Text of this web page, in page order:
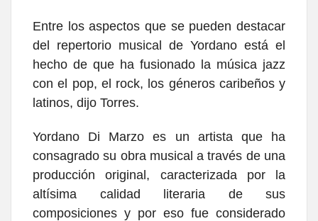
Entre los aspectos que se pueden destacar
del repertorio musical de Yordano está el
hecho de que ha fusionado la música jazz
con el pop, el rock, los géneros caribeños y
latinos, dijo Torres.
Yordano Di Marzo es un artista que ha
consagrado su obra musical a través de una
producción original, caracterizada por la
altísima calidad literaria de sus
composiciones y por eso fue considerado